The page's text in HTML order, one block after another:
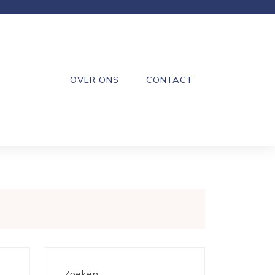
OVER ONS CONTACT